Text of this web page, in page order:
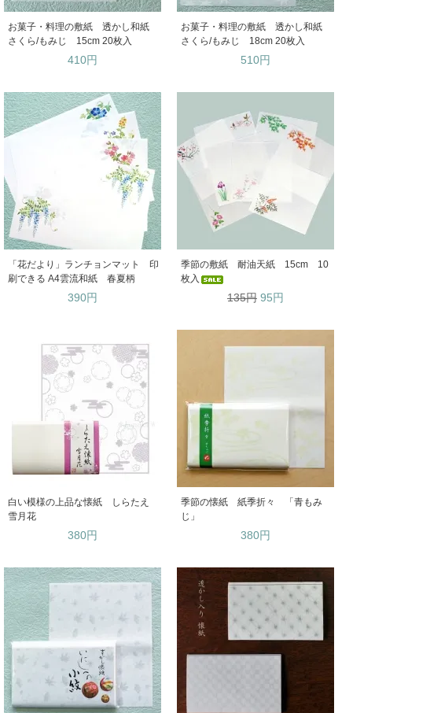
お菓子・料理の敷紙 透かし和紙
さくら/もみじ 15cm 20枚入
410円
お菓子・料理の敷紙 透かし和紙
さくら/もみじ 18cm 20枚入
510円
「花だより」ランチョンマット 印
刷できる A4雲流和紙 春夏柄
390円
季節の敷紙 耐油天紙 15cm 10
枚入
135円 95円
白い模様の上品な懐紙 しらたえ
雪月花
380円
季節の懐紙 紙季折々 「青もみ
じ」
380円